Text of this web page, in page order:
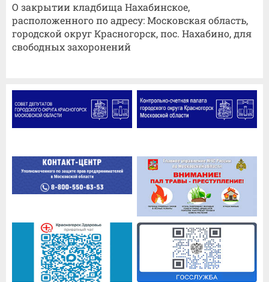
О закрытии кладбища Нахабинское,
расположенного по адресу: Московская область,
городской округ Красногорск, пос. Нахабино, для
свободных захоронений